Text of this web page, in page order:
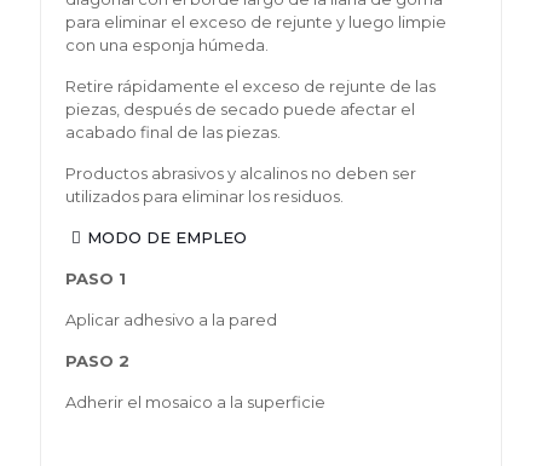
para eliminar el exceso de rejunte y luego limpie
con una esponja húmeda.
Retire rápidamente el exceso de rejunte de las
piezas, después de secado puede afectar el
acabado final de las piezas.
Productos abrasivos y alcalinos no deben ser
utilizados para eliminar los residuos.
MODO DE EMPLEO
PASO 1
Aplicar adhesivo a la pared
PASO 2
Adherir el mosaico a la superficie